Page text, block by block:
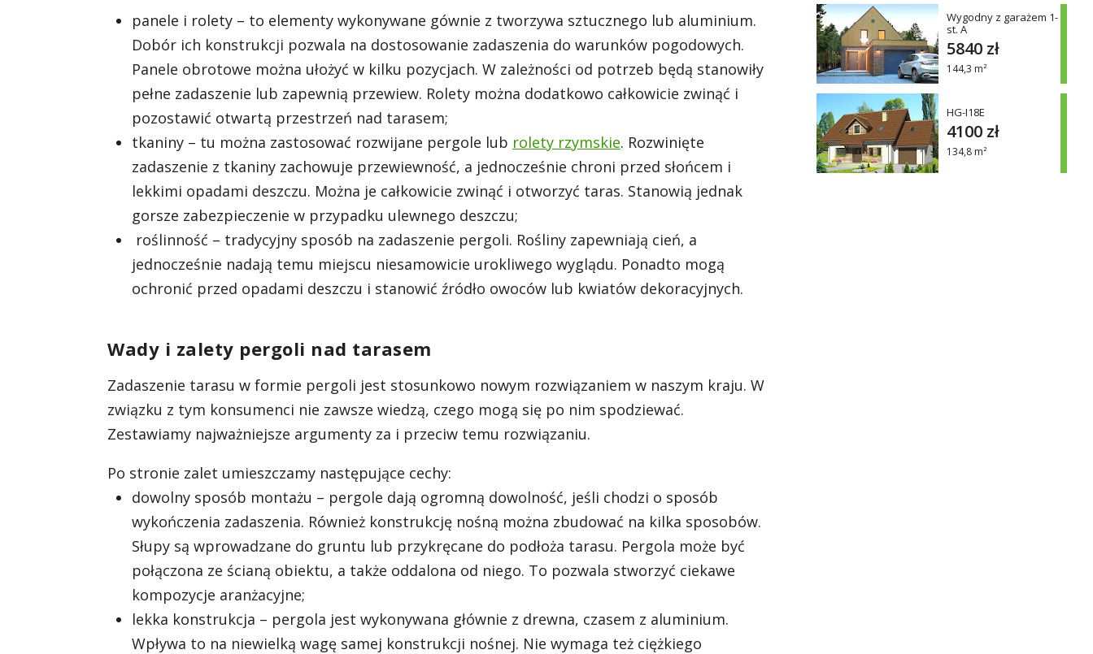
panele i rolety – to elementy wykonywane gównie z tworzywa sztucznego lub aluminium.
Dobór ich konstrukcji pozwala na dostosowanie zadaszenia do warunków pogodowych.
Panele obrotowe można ułożyć w kilku pozycjach. W zależności od potrzeb będą stanowiły
pełne zadaszenie lub zapewnią przewiew. Rolety można dodatkowo całkowicie zwinąć i
pozostawić otwartą przestrzeń nad tarasem;
tkaniny – tu można zastosować rozwijane pergole lub rolety rzymskie. Rozwinięte
zadaszenie z tkaniny zachowuje przewiewność, a jednocześnie chroni przed słońcem i
lekkimi opadami deszczu. Można je całkowicie zwinąć i otworzyć taras. Stanowią jednak
gorsze zabezpieczenie w przypadku ulewnego deszczu;
roślinność – tradycyjny sposób na zadaszenie pergoli. Rośliny zapewniają cień, a
jednocześnie nadają temu miejscu niesamowicie urokliwego wyglądu. Ponadto mogą
ochronić przed opadami deszczu i stanowić źródło owoców lub kwiatów dekoracyjnych.
Wady i zalety pergoli nad tarasem
Zadaszenie tarasu w formie pergoli jest stosunkowo nowym rozwiązaniem w naszym kraju. W
związku z tym konsumenci nie zawsze wiedzą, czego mogą się po nim spodziewać.
Zestawiamy najważniejsze argumenty za i przeciw temu rozwiązaniu.
Po stronie zalet umieszczamy następujące cechy:
dowolny sposób montażu – pergole dają ogromną dowolność, jeśli chodzi o sposób
wykończenia zadaszenia. Również konstrukcję nośną można zbudować na kilka sposobów.
Słupy są wprowadzane do gruntu lub przykręcane do podłoża tarasu. Pergola może być
połączona ze ścianą obiektu, a także oddalona od niego. To pozwala stworzyć ciekawe
kompozycje aranżacyjne;
lekka konstrukcja – pergola jest wykonywana głównie z drewna, czasem z aluminium.
Wpływa to na niewielką wagę samej konstrukcji nośnej. Nie wymaga też ciężkiego
Wygodny z garażem 1-
st. A
144,3 m²
5840 zł
HG-I18E
134,8 m²
4100 zł